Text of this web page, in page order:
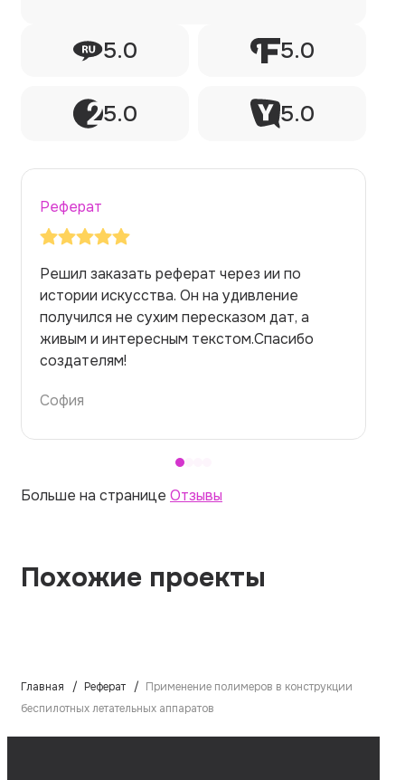
5.0 5.0
5.0 5.0
Реферат
Заказывала реферат с помощью нейросети
на медицинскую тему. Ожидала худшего,
но справилась. Термины использовала
правильно. Для быстрого ознакомления с
темой — идеально.
Алина
Больше на странице Отзывы
Похожие проекты
Главная Реферат
Применение полимеров в конструкции
беспилотных летательных аппаратов